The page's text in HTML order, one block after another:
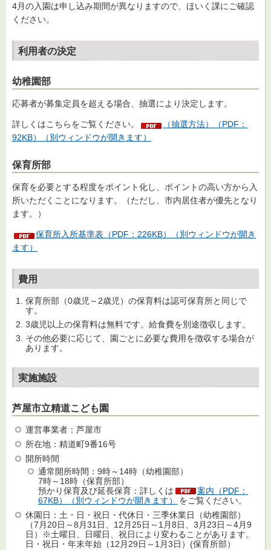
4月の入園は申し込み期間が異なりますので、ほいく課にご確認
ください。
利用者の決定
幼稚園部
応募者が募集定員を超える場合、抽選により決定します。
詳しくはこちらをご覧ください。
（抽選方法）（PDF：
92KB）（別ウィンドウが開きます）
保育所部
保育を必要とする程度をポイント化し、ポイントの高い方から入
所いただくことになります。（ただし、市内居住者が優先となり
ます。）
保育所入所基準表（PDF：226KB）（別ウィンドウが開き
ます）
費用
保育所部（0歳児～2歳児）の保育料は認可保育所と同じで
す。
3歳児以上の保育料は無料です。給食費を別途徴収します。
その他必要に応じて、園ごとに必要な費用を徴収する場合が
あります。
実施施設
芦屋市立精道こども園
運営事業者：芦屋市
所在地：精道町9番16号
開所時間
通常開所時間：9時～14時（幼稚園部）
7時～18時（保育所部）
預かり保育及び延長保育：詳しくは
案内（PDF：
67KB）（別ウィンドウが開きます）
をご覧ください。
休園日：土・日・祝日・代休日・三季休業日（幼稚園部）
（7月20日～8月31日、12月25日～1月8日、3月23日～4月9
日）※土曜日、日曜日、祝日により変わることがあります。
日・祝日・年末年始（12月29日～1月3日）(保育所部）